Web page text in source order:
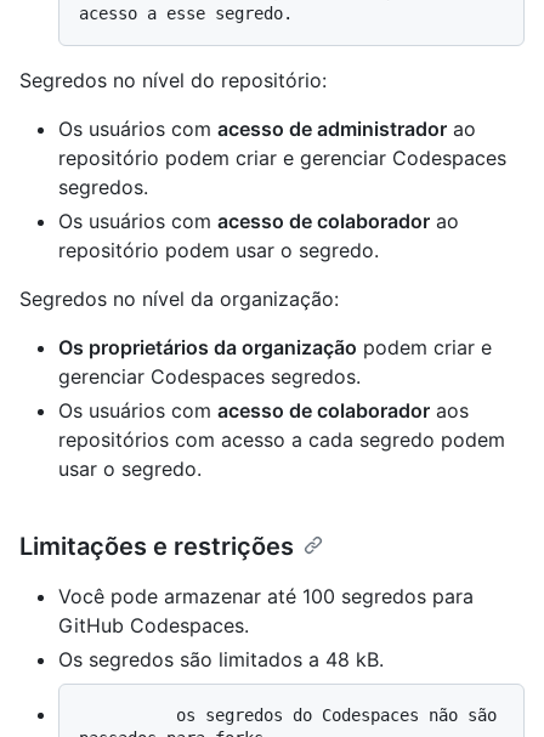
Segredos no nível do repositório:
Os usuários com acesso de administrador ao
repositório podem criar e gerenciar Codespaces
segredos.
Os usuários com acesso de colaborador ao
repositório podem usar o segredo.
Segredos no nível da organização:
Os proprietários da organização podem criar e
gerenciar Codespaces segredos.
Os usuários com acesso de colaborador aos
repositórios com acesso a cada segredo podem
usar o segredo.
Limitações e restrições
Você pode armazenar até 100 segredos para
GitHub Codespaces.
Os segredos são limitados a 48 kB.